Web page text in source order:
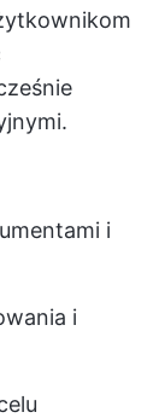
i
i